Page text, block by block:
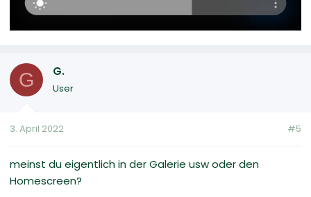
G G.
User
3. April 2022 #5
meinst du eigentlich in der Galerie usw oder den
Homescreen?